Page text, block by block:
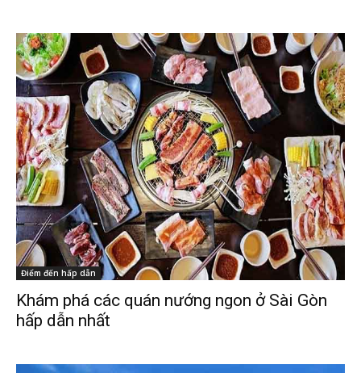
Điểm đến hấp dẫn
Khám phá các quán nướng ngon ở Sài Gòn
hấp dẫn nhất